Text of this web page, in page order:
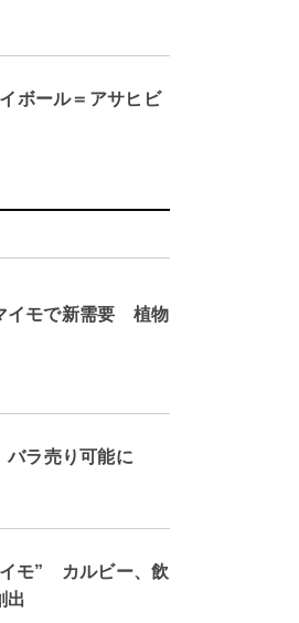
ボール＝アサヒビ
イモで新需要 植物
バラ売り可能に
イモ” カルビー、飲
出